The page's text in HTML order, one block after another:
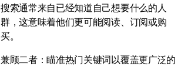
搜索通常来自已经知道自己想要什么的人
群，这意味着他们更可能阅读、订阅或购
买。
兼顾二者：瞄准热门关键词以覆盖更广泛的